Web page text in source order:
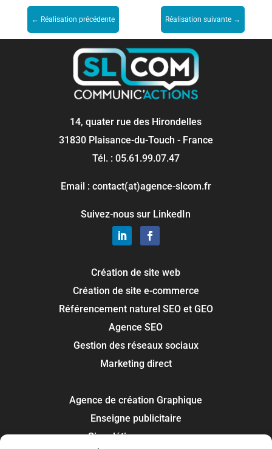
← Réalisation précédente Réalisation suivante →
14, quater rue des Hirondelles
31830 Plaisance-du-Touch - France
Tél. : 05.61.99.07.47
Email : contact(at)agence-slcom.fr
Suivez-nous sur LinkedIn
Création de site web
Création de site e-commerce
Référencement naturel SEO et GEO
Agence SEO
Gestion des réseaux sociaux
Marketing direct
Agence de création Graphique
Enseigne publicitaire
Signalétique panneau